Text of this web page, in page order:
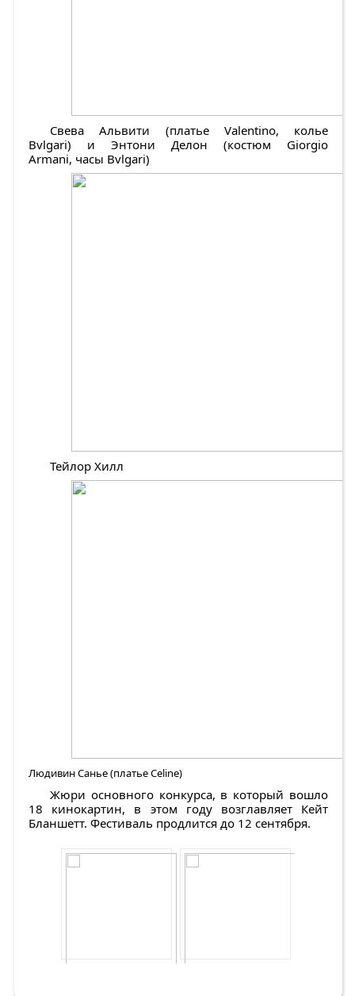
Свева Альвити (платье Valentino, колье
Bvlgari) и Энтони Делон (костюм Giorgio
Armani, часы Bvlgari)
Тейлор Хилл
Людивин Санье (платье Celine)
Жюри основного конкурса, в который вошло
18 кинокартин, в этом году возглавляет Кейт
Бланшетт. Фестиваль продлится до 12 сентября.